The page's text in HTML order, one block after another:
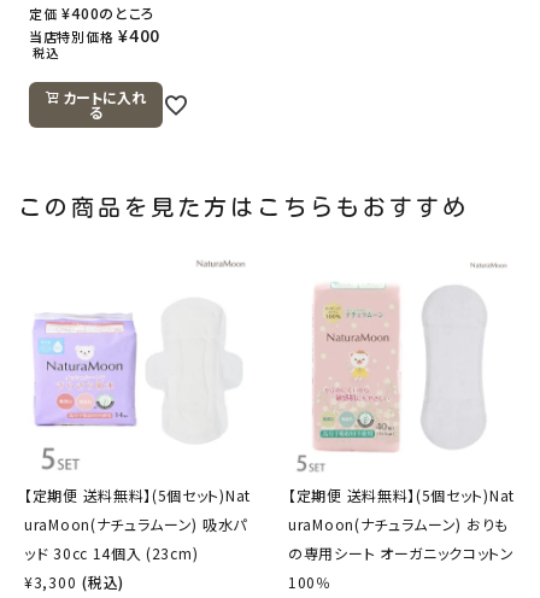
定価 ¥400のところ
当店特別価格 ¥400
税込
カートに入れ
る
この商品を見た方はこちらもおすすめ
【定期便 送料無料】(5個セット)Nat
uraMoon(ナチュラムーン) 吸水パ
ッド 30cc 14個入 (23cm)
¥3,300 (税込)
【定期便 送料無料】(5個セット)Nat
uraMoon(ナチュラムーン) おりも
の専用シート オーガニックコットン
100％